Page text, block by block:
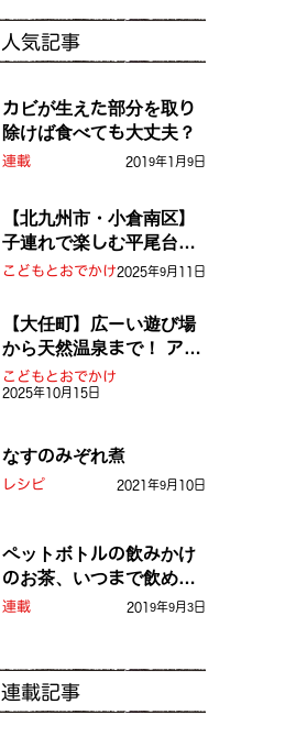
人気記事
カビが生えた部分を取り
除けば食べても大丈夫？
連載 2019年1月9日
【北九州市・小倉南区】
子連れで楽しむ平尾台！
ふしぎな草原や千仏鍾乳
こどもとおでかけ2025年9月11日
【大任町】広ーい遊び場
から天然温泉まで！ アミ
ューズメントな道の駅・
おおとう桜街道
こどもとおでかけ
2025年10月15日
なすのみぞれ煮
レシピ 2021年9月10日
ペットボトルの飲みかけ
のお茶、いつまで飲め
る？
連載 2019年9月3日
連載記事